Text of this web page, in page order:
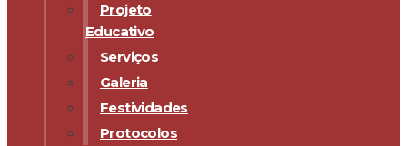
Projeto
Educativo
Serviços
Galeria
Festividades
Protocolos